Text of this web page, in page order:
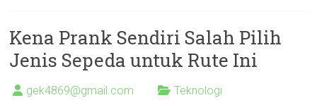
Kena Prank Sendiri Salah Pilih
Jenis Sepeda untuk Rute Ini
gek4869@gmail.com Teknologi